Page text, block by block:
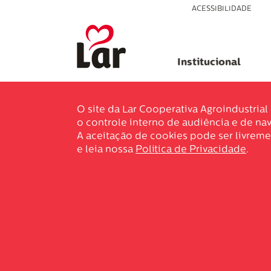
ACESSIBILIDADE
Institucional
O site da Lar Cooperativa
o controle interno de audiência e de
A aceitação de cookies pode ser
e leia nossa Política de Privacidade.